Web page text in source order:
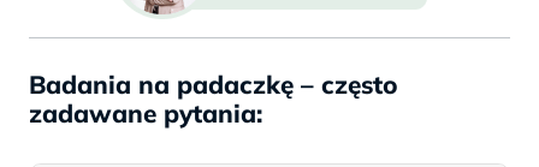
Badania na padaczkę – często
zadawane pytania: